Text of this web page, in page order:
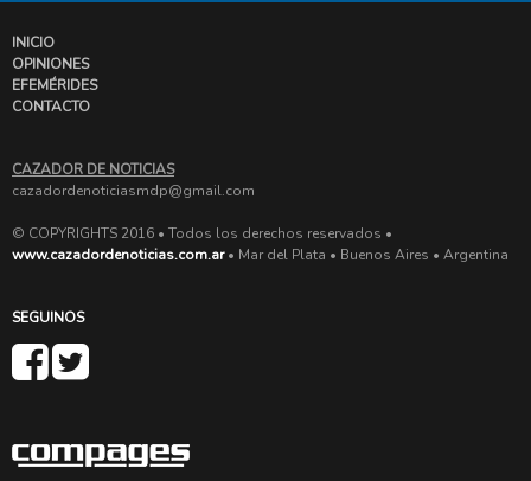
INICIO
OPINIONES
EFEMÉRIDES
CONTACTO
CAZADOR DE NOTICIAS
cazadordenoticiasmdp@gmail.com
© COPYRIGHTS 2016 • Todos los derechos reservados •
www.cazadordenoticias.com.ar• Mar del Plata • Buenos Aires • Argentina
SEGUINOS